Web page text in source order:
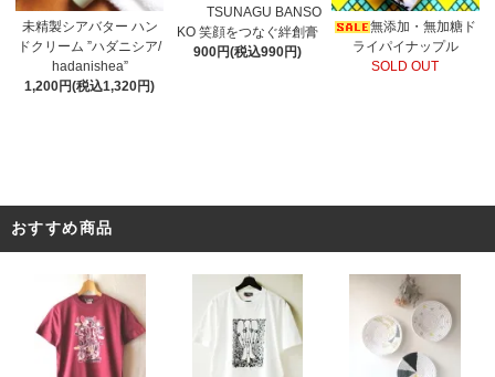
未精製シアバター ハン
ドクリーム ”ハダニシア/
hadanishea”
1,200円(税込1,320円)
TSUNAGU BANSO
KO 笑顔をつなぐ絆創膏
900円(税込990円)
無添加・無加糖ド
ライパイナップル
SOLD OUT
おすすめ商品